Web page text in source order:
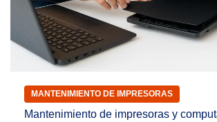
MANTENIMIENTO DE IMPRESORAS
Mantenimiento de impresoras y